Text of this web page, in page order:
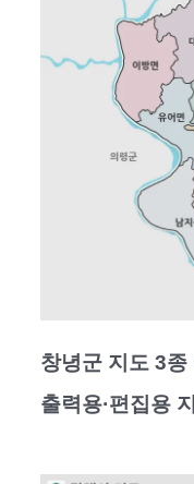
창녕군 지도 3종
출력용·편집용